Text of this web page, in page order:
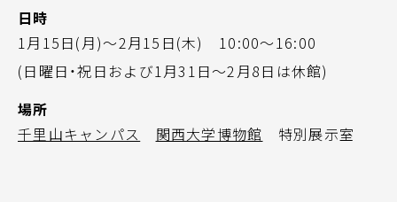
日時
1月15日(月)～2月15日(木) 10:00～16:00
(日曜日・祝日および1月31日～2月8日は休館)
場所
千里山キャンパス
関西大学博物館 特別展示室